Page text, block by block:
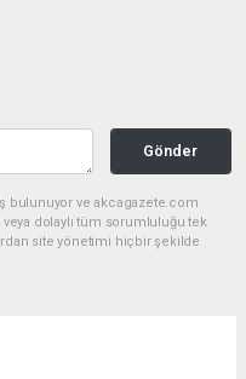
Gönder
bulunuyor ve akcagazete.com
dolaylı tüm sorumluluğu tek
site yönetimi hiçbir şekilde